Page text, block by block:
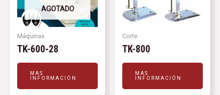
AGOTADO
Máquinas
TK-600-28
MAS
INFORMACIÓN
Corte
TK-800
MAS
INFORMACIÓN